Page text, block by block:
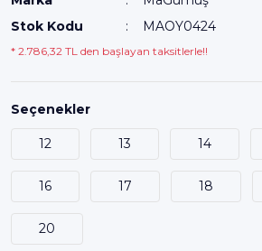
Stok Kodu
MAOY0424
* 2.786,32 TL den başlayan taksitlerle!!
Seçenekler
12 13 14
16 17 18
20